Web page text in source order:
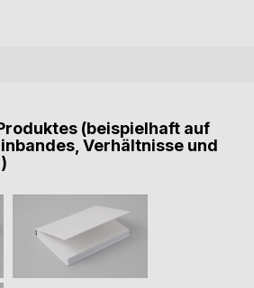
(beispielhaft auf
Verhältnisse und